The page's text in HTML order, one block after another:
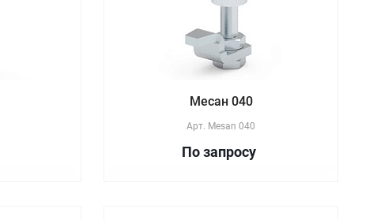
Месан 040
Арт. Mesan 040
По запросу